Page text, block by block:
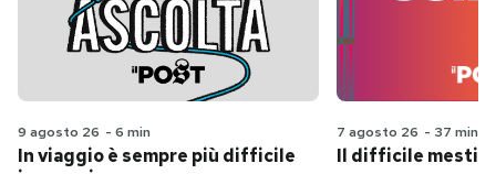
9 agosto 26 - 6 min
In viaggio è sempre più difficile
7 agosto 26 - 37 min
Il difficile